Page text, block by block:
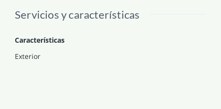
Servicios y características
Características
Exterior